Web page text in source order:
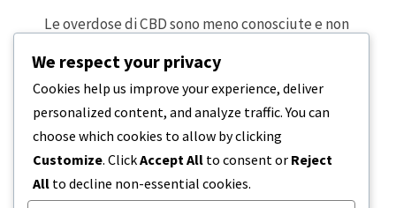
Le overdose di CBD sono meno conosciute e non
dei molti…
4 MINUTI DI LETTURA 20 DICEMBRE 2023
We respect your privacy
Cookies help us improve your experience, deliver
personalized content, and analyze traffic. You can
choose which cookies to allow by clicking
Customize. ClickAccept All to consent or Reject
All to decline non-essential cookies.